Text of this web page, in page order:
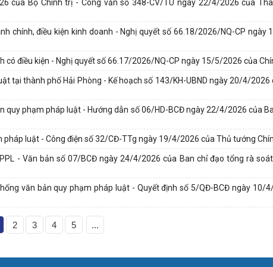
của Bộ Chính trị - Công văn số 348-CV/TU ngày 22/4/2026 của
chính, điều kiện kinh doanh - Nghị quyết số 66.18/2026/NQ-CP ngày
có điều kiện - Nghị quyết số 66.17/2026/NQ-CP ngày 15/5/2026 của
tại thành phố Hải Phòng - Kế hoạch số 143/KH-UBND ngày 20/4/2026
quy phạm pháp luật - Hướng dẫn số 06/HD-BCĐ ngày 22/4/2026 của
luật - Công điện số 32/CĐ-TTg ngày 19/4/2026 của Thủ tướng
- Văn bản số 07/BCĐ ngày 24/4/2026 của Ban chỉ đạo tổng rà
văn bản quy phạm pháp luật - Quyết định số 5/QĐ-BCĐ ngày 10/
2 3 4 5 ...